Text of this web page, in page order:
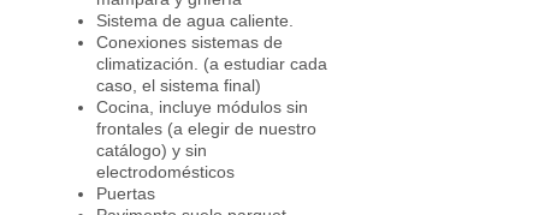
Sistema de agua caliente.
Conexiones sistemas de
climatización. (a estudiar cada
caso, el sistema final)
Cocina, incluye módulos sin
frontales (a elegir de nuestro
catálogo) y sin
electrodomésticos
Puertas